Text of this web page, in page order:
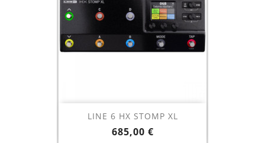
LINE 6 HX STOMP XL
Prix
685,00 €